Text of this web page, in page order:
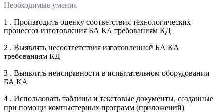
Необходимые умения
1 . Производить оценку соответствия технологических
процессов изготовления БА КА требованиям КД
2 . Выявлять несоответствия изготовленной БА КА
требованиям КД
3 . Выявлять неисправности в испытательном оборудовании
БА КА
4 . Использовать таблицы и текстовые документы, созданные
при помощи компьютерных программ (приложений)